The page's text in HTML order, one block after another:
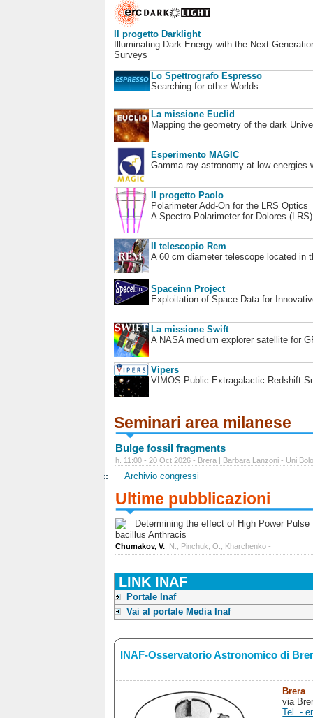
Il progetto Darklight
Illuminating Dark Energy with the Next
Surveys
Lo Spettrografo Espresso
Searching for other Worlds
La missione Euclid
Mapping the geometry of the dark
Esperimento MAGIC
Gamma-ray astronomy at low energies
Il progetto Paolo
Polarimeter Add-On for the LRS Optics
A Spectro-Polarimeter for Dolores
Il telescopio Rem
A 60 cm diameter telescope located in
Spaceinn Project
Exploitation of Space Data for
La missione Swift
A NASA medium explorer satellite for
Vipers
VIMOS Public Extragalactic Redshift
Seminari area milanese
Bulge fossil fragments
h. 11:00 - 20 Oct 2026 - Brera | Barbara Lanzoni - Uni
Archivio congressi
Ultime pubblicazioni
Determining the effect of High Power Pulse
bacillus Anthracis
Chumakov, V. , N., Pinchuk, O., Kharchenko -
LINK INAF
Portale Inaf
Vai al portale Media Inaf
INAF-Osservatorio Astronomico di
Brera
via
Tel. -